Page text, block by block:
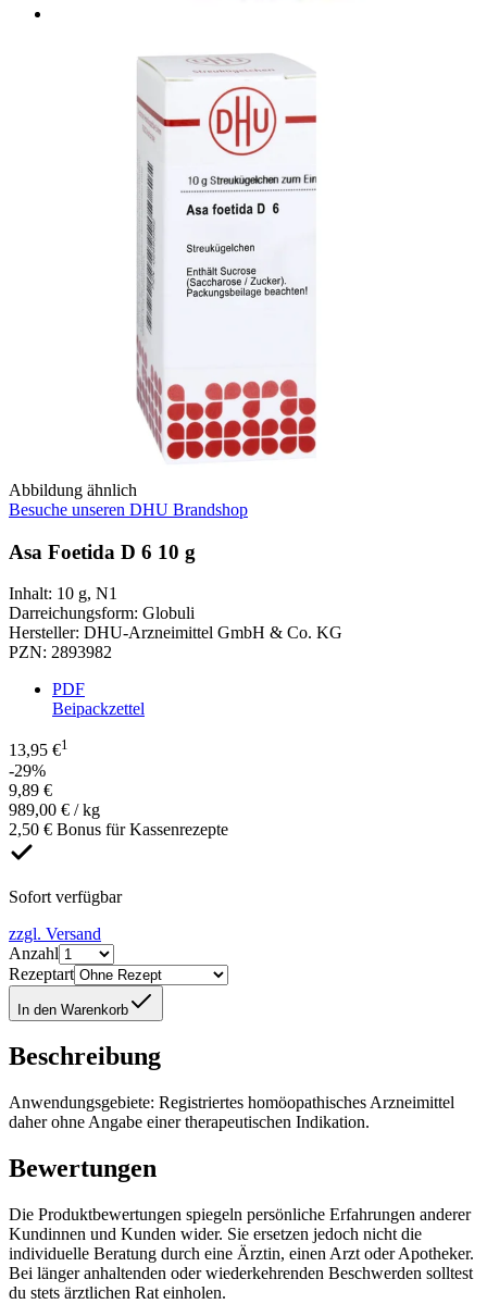
Abbildung ähnlich
Besuche unseren DHU Brandshop
Asa Foetida D 6 10 g
Inhalt: 10 g, N1
Darreichungsform: Globuli
Hersteller: DHU-Arzneimittel GmbH & Co. KG
PZN: 2893982
PDF
Beipackzettel
13,95 €1
-29%
9,89 €
989,00 € / kg
2,50 € Bonus für Kassenrezepte
Sofort verfügbar
zzgl. Versand
Anzahl
Rezeptart
In den Warenkorb
Beschreibung
Anwendungsgebiete: Registriertes homöopathisches Arzneimittel
daher ohne Angabe einer therapeutischen Indikation.
Bewertungen
Die Produktbewertungen spiegeln persönliche Erfahrungen anderer
Kundinnen und Kunden wider. Sie ersetzen jedoch nicht die
individuelle Beratung durch eine Ärztin, einen Arzt oder Apotheker.
Bei länger anhaltenden oder wiederkehrenden Beschwerden solltest
du stets ärztlichen Rat einholen.